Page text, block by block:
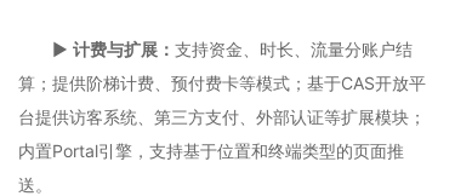
▶️ 计费与扩展： 支持资金、时长、流量分账户结
算；提供阶梯计费、预付费卡等模式；基于CAS开放平
台提供访客系统、第三方支付、外部认证等扩展模块；
内置Portal引擎，支持基于位置和终端类型的页面推
送。